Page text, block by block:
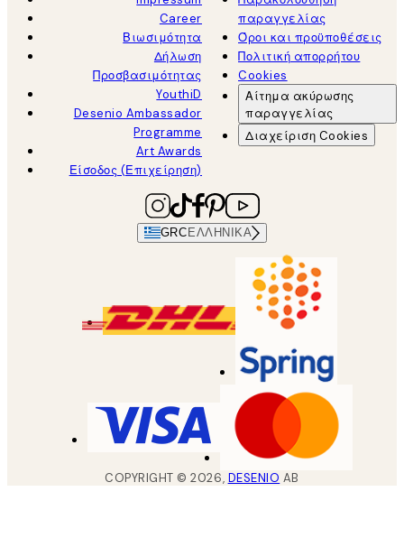
Career
Βιωσιμότητα
Δήλωση
Προσβασιμότητας
YouthiD
Desenio Ambassador
Programme
Art Awards
Είσοδος (Επιχείρηση)
παραγγελίας
Όροι και προϋποθέσεις
Πολιτική απορρήτου
Cookies
Αίτημα ακύρωσης
παραγγελίας
Διαχείριση Cookies
GRC ΕΛΛΗΝΙΚΆ
COPYRIGHT ©2026, DESENIO AB